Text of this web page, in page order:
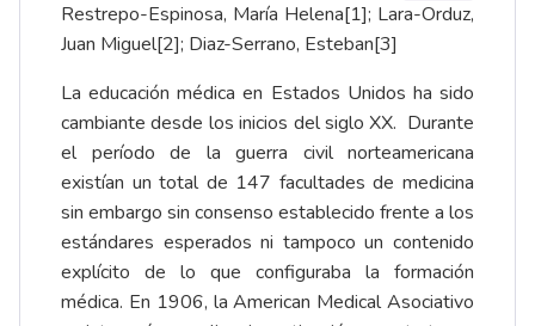
Restrepo-Espinosa, María Helena[1]; Lara-Orduz,
Juan Miguel[2]; Diaz-Serrano, Esteban[3]
La educación médica en Estados Unidos ha sido
cambiante desde los inicios del siglo XX. Durante
el período de la guerra civil norteamericana
existían un total de 147 facultades de medicina
sin embargo sin consenso establecido frente a los
estándares esperados ni tampoco un contenido
explícito de lo que configuraba la formación
médica. En 1906, la American Medical Asociativo